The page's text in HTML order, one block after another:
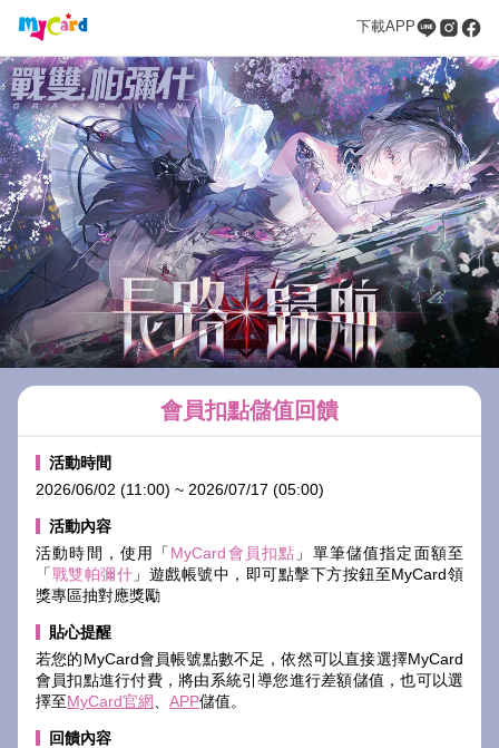
下載APP
會員扣點儲值回饋
活動時間
2026/06/02 (11:00) ~ 2026/07/17 (05:00)
活動內容
活動時間，使用「 MyCard會員扣點 」單筆儲值指定面額至
「戰雙帕彌什 」遊戲帳號中，即可點擊下方按鈕至MyCard領
獎專區抽對應獎勵
貼心提醒
若您的MyCard會員帳號點數不足，依然可以直接選擇MyCard
會員扣點進行付費，將由系統引導您進行差額儲值，也可以選
擇至MyCard官網 APP儲值。
回饋內容